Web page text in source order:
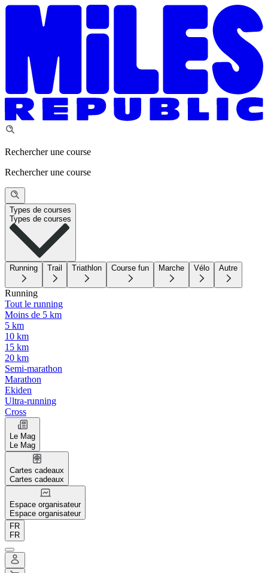
Rechercher une course
Rechercher une course
Types de courses
Types de courses
Running Trail Triathlon Course fun Marche Vélo Autre
Running
Tout le running
Moins de 5 km
5 km
10 km
15 km
20 km
Semi-marathon
Marathon
Ekiden
Ultra-running
Cross
Le Mag
Le Mag
Cartes cadeaux
Cartes cadeaux
Espace organisateur
Espace organisateur
FR
FR